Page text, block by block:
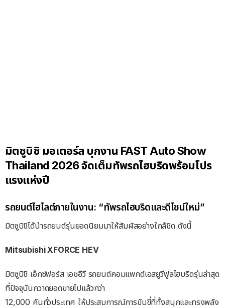
มิตซูบิชิ มอเตอร์ส บุกงาน FAST Auto Show
Thailand 2026 จัดเต็มทัพรถไฮบริดพร้อมโปร
แรงแห่งปี
รถยนต์ไฮไลต์ภายในงาน: “ทัพรถไฮบริดและดีไซน์ใหม่”
มิตซูบิชิได้นำรถยนต์รุ่นยอดนิยมมาให้สัมผัสอย่างใกล้ชิด ดังนี้
Mitsubishi XFORCE HEV
มิตซูบิชิ เอ็กซ์ฟอร์ส เอชอีวี รถยนต์คอมแพกต์เอสยูวีฟูลไฮบริดรุ่นล่าสุด
ที่ปัจจุบันกวาดยอดขายไปแล้วกว่า
12,000 คันทั่วประเทศ ให้ประสบการณ์การขับขี่ที่ทั้งสนุกและทรงพลัง